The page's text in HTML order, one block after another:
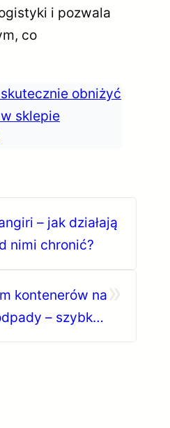
i pozwala
co
obniżyć
sklepie
– jak działają
nimi chronić?
kontenerów na
– szybko i